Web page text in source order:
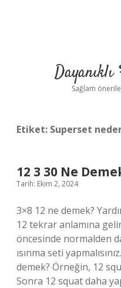
Sağlam
Etiket: Superset
12 3 30 Ne
Tarih: Ekim 2, 2024
3×8 12 ne demek?
12 tekrar anlamına
öncesinde normalden
ısınma seti
demek? Örneğin, 12
Sonra 12 squat daha